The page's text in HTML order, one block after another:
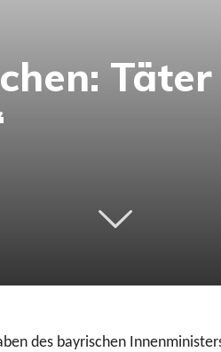
des bayrischen